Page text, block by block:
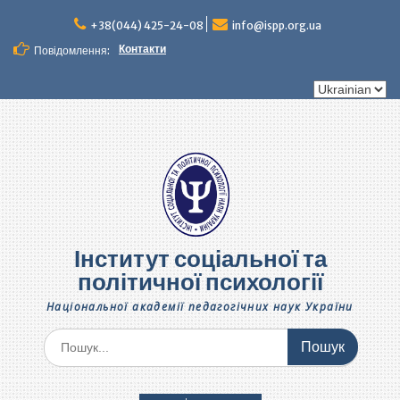
вмісту
+38(044) 425-24-08
info@ispp.org.ua
Повідомлення:
Контакти
Вибрати
Інститут соціальної та
політичної психології
Національної академії педагогічних наук України
Шукати: